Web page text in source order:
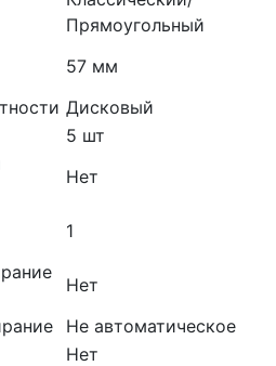
Прямоугольный
57 мм
Дисковый
5 шт
Нет
1
Нет
Не автоматическое
Нет